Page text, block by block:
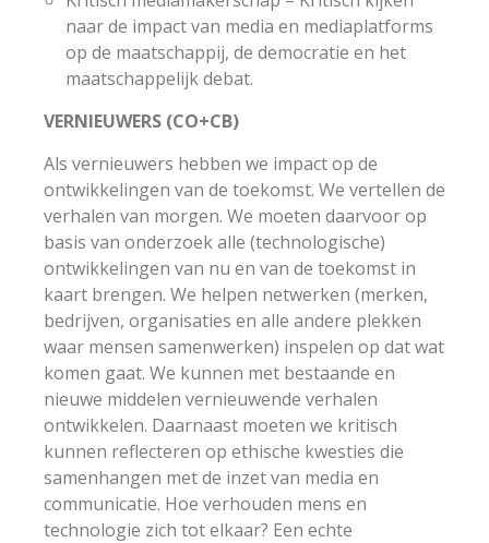
naar de impact van media en mediaplatforms
op de maatschappij, de democratie en het
maatschappelijk debat.
VERNIEUWERS (CO+CB)
Als vernieuwers hebben we impact op de
ontwikkelingen van de toekomst. We vertellen de
verhalen van morgen. We moeten daarvoor op
basis van onderzoek alle (technologische)
ontwikkelingen van nu en van de toekomst in
kaart brengen. We helpen netwerken (merken,
bedrijven, organisaties en alle andere plekken
waar mensen samenwerken) inspelen op dat wat
komen gaat. We kunnen met bestaande en
nieuwe middelen vernieuwende verhalen
ontwikkelen. Daarnaast moeten we kritisch
kunnen reflecteren op ethische kwesties die
samenhangen met de inzet van media en
communicatie. Hoe verhouden mens en
technologie zich tot elkaar? Een echte